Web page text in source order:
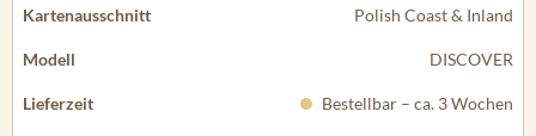
Polish Coast & Inland
DISCOVER
Bestellbar – ca. 3 Wochen